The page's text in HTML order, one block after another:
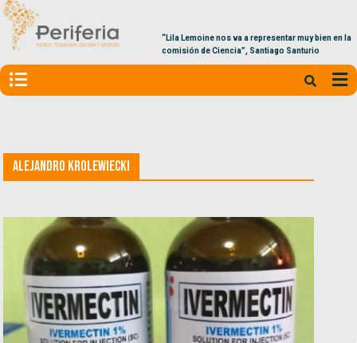
“Lila Lemoine nos va a representar muy bien en la
comisión de Ciencia”, Santiago Santurio
Alejandro Krolewiecki